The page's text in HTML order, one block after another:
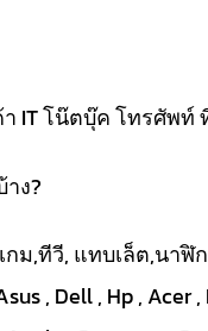
โน๊ตบุ๊ค โทรศัพท์
ง?
ม,ทีวี, แทบเล็ต,นาฬิ
Dell , Hp , Acer ,